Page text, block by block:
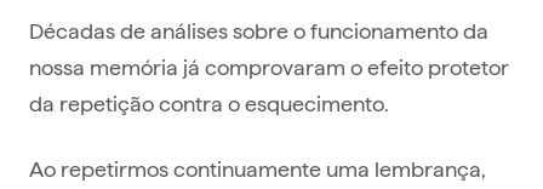
Décadas de análises sobre o funcionamento da
nossa memória já comprovaram o efeito protetor
da repetição contra o esquecimento.
Ao repetirmos continuamente uma lembrança,